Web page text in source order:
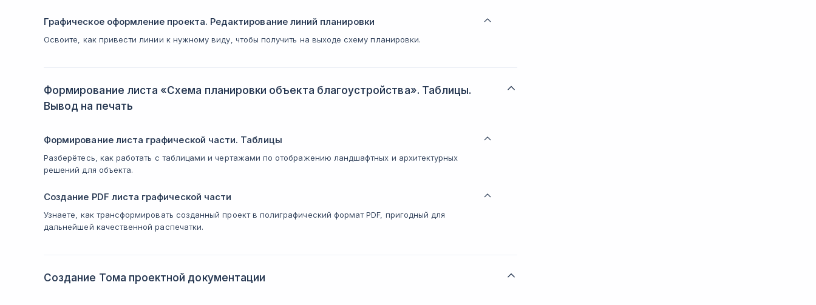
Графическое оформление проекта. Редактирование линий планировки
Освоите, как привести линии к нужному виду, чтобы получить на выходе схему планировки.
Формирование листа «Схема планировки объекта благоустройства». Таблицы.
Вывод на печать
Формирование листа графической части. Таблицы
Разберётесь, как работать с таблицами и чертажами по отображению ландшафтных и архитектурных
решений для объекта.
Создание PDF листа графической части
Узнаете, как трансформировать созданный проект в полиграфический формат PDF, пригодный для
дальнейшей качественной распечатки.
Создание Тома проектной документации